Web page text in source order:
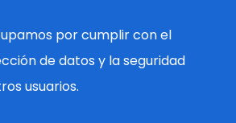
por cumplir con el
de datos y la seguridad
usuarios.